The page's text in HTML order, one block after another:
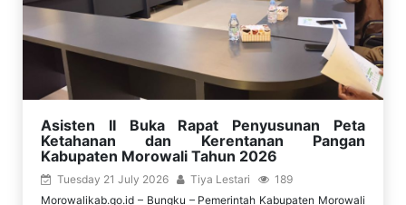
Asisten II Buka Rapat Penyusunan Peta
Ketahanan dan Kerentanan Pangan
Kabupaten Morowali Tahun 2026
Tuesday 21 July 2026 Tiya Lestari
189
Morowalikab.go.id – Bungku – Pemerintah Kabupaten Morowali